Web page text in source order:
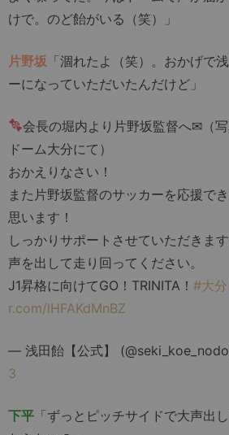
けで。のど飴がいる（笑）」
片野坂 「涸れたよ（笑）。おかげで
ーになっていただいたんだけど」
会長の堀内より片野坂監督へ✉（
ドーム大分にて）
おかえりなさい！
また片野坂監督のサッカーを応援で
思います！
しっかりサポートさせていただきま
声を出して走り回ってください。
J1昇格に向けてGO！TRINITA！ #大
r.com/lHFAKdMnBZ
— 浅田飴【公式】
3
下平 「ずっとピッチサイドで大声出